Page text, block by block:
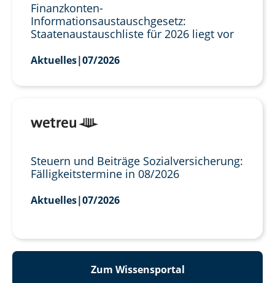
Finanzkonten-
Informationsaustauschgesetz:
Staatenaustauschliste für 2026 liegt vor
Aktuelles|07/2026
Steuern und Beiträge Sozialversicherung:
Fälligkeitstermine in 08/2026
Aktuelles|07/2026
Zum Wissensportal